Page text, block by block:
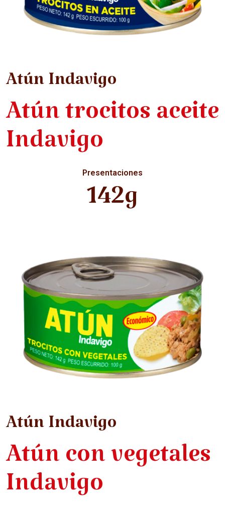
Atún Indavigo
Atún trocitos aceite
Indavigo
Presentaciones
142g
Atún Indavigo
Atún con vegetales
Indavigo